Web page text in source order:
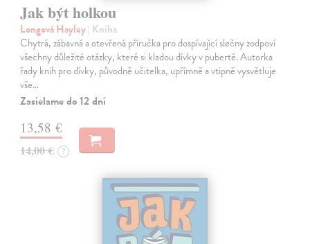
Jak být holkou
Longová Hayley| Kniha
Chytrá, zábavná a otevřená příručka pro dospívající slečny zodpoví
všechny důležité otázky, které si kladou dívky v pubertě. Autorka
řady knih pro dívky, původně učitelka, upřímně a vtipně vysvětluje
vše…
Zasielame do 12 dní
13,58 €
14,00 € ?